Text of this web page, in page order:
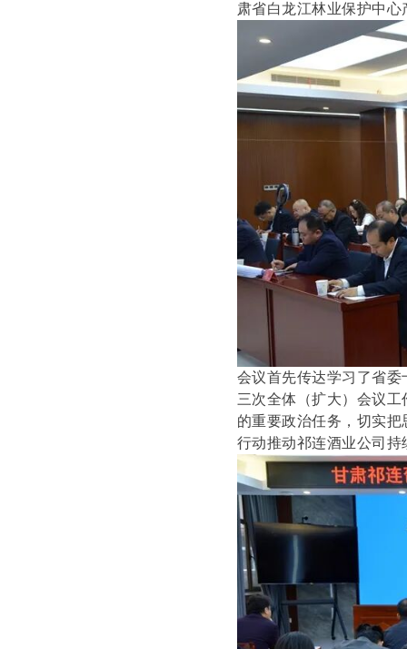
肃省白龙江林业保护中
会议首先传达学习了省
三次全体（扩大）会议
的重要政治任务，切实
行动推动祁连酒业公司